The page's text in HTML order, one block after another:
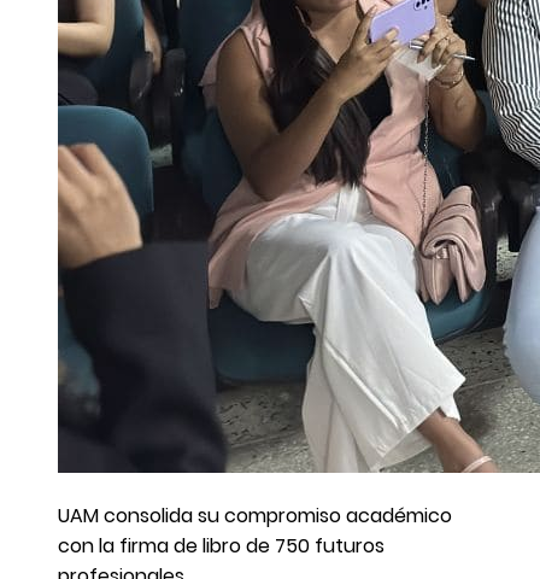
UAM consolida su compromiso académico
con la firma de libro de 750 futuros